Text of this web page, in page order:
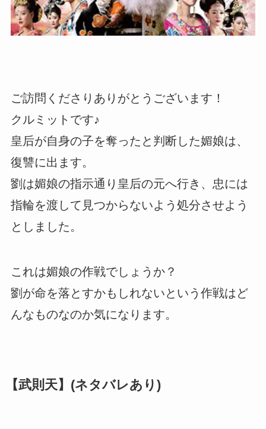
ご訪問くださりありがとうございます！
クルミットです♪
皇后が自身の子を奪ったと判断した媚娘は、
復讐に出ます。
劉は媚娘の指示通り皇后の元へ行き、忠には
指輪を渡して見つからないよう処分させよう
としました。
これは媚娘の作戦でしょうか？
劉が命を落とすかもしれないという作戦はど
んなものなのか気になります。
【武則天】(ネタバレあり)